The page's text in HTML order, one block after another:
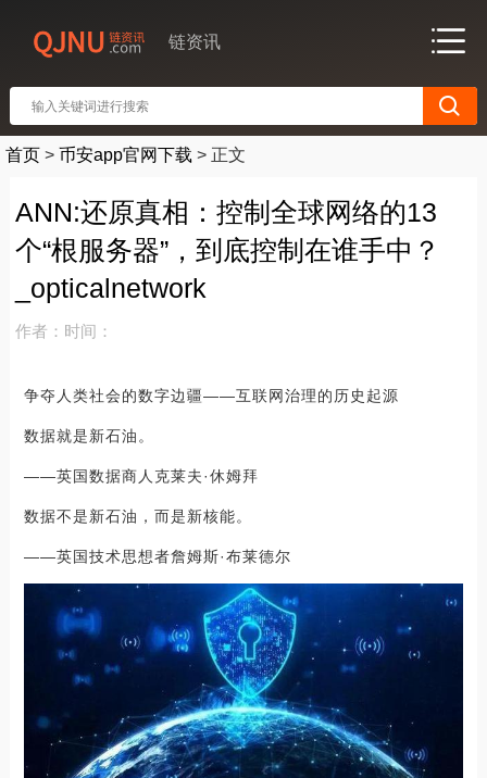
链资讯
首页 > 币安app官网下载 > 正文
ANN:还原真相：控制全球网络的13
个“根服务器”，到底控制在谁手中？
_opticalnetwork
作者： 时间：
争夺人类社会的数字边疆——互联网治理的历史起源
数据就是新石油。
——英国数据商人克莱夫·休姆拜
数据不是新石油，而是新核能。
——英国技术思想者詹姆斯·布莱德尔